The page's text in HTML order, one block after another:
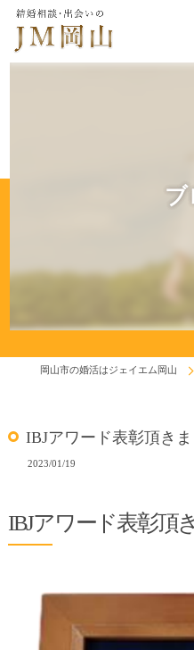
ブ
岡山市の婚活はジェイエム岡山
IBJアワード表彰頂きま
2023/01/19
IBJアワード表彰頂